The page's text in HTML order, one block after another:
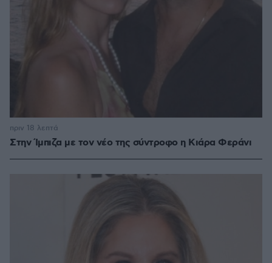
Στην Ίμπιζα με τον νέο της σύντροφο η Κιάρα Φεράνι
πριν 18 λεπτά